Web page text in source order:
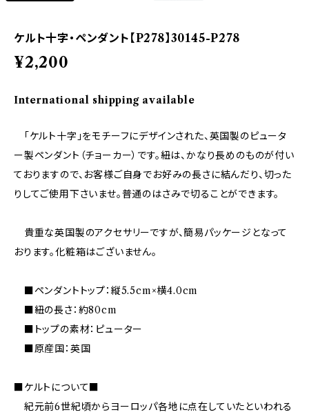
ケルト十字・ペンダント【P278】30145-P278
¥2,200
International shipping available
「ケルト十字」をモチーフにデザインされた、英国製のピュータ
ー製ペンダント（チョーカー）です。紐は、かなり長めのものが付い
ておりますので、お客様ご自身でお好みの長さに結んだり、切った
りしてご使用下さいませ。普通のはさみで切ることができます。
貴重な英国製のアクセサリーですが、簡易パッケージとなって
おります。化粧箱はございません。
■ペンダントトップ：縦5.5cm×横4.0cm
■紐の長さ：約80cm
■トップの素材：ピューター
■原産国：英国
■ケルトについて■
紀元前6世紀頃からヨーロッパ各地に点在していたといわれる